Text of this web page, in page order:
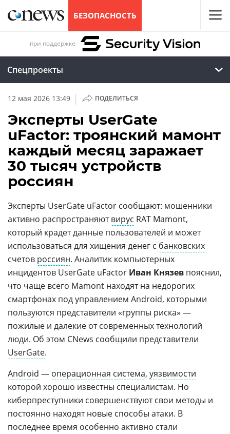
БЕЗОПАСНОСТЬ
при поддержке
Спецпроекты
12 мая 2026 13:49 | ПОДЕЛИТЬСЯ
Эксперты UserGate
uFactor: троянский мамонт
каждый месяц заражает
30 тысяч устройств
россиян
Эксперты UserGate uFactor сообщают: мошенники
активно распространяютвирус RAT Mamont,
который крадет данные пользователей и может
использоваться для хищения денег с банковских
счетов россиян. Аналитик компьютерных
инцидентов UserGate uFactor Иван Князев пояснил,
что чаще всего Mamont находят на недорогих
смартфонах под управлением Android, которыми
пользуются представители «группы риска» —
пожилые и далекие от современных технологий
люди. Об этом CNews сообщили представители
UserGate.
Android — операционная система, уязвимости
которой хорошо известны специалистам. Но
киберпреступники совершенствуют свои методы и
постоянно находят новые способы атаки. В
последнее время особенно активно стали